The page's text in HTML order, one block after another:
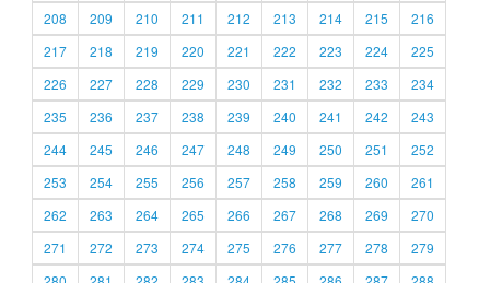
208
209 210 211 212 213 214 215
216
217
218 219 220 221 222 223 224
225
226
227 228 229 230 231 232 233
234
235
236 237 238 239 240 241 242
243
244
245 246 247 248 249 250 251
252
253
254 255 256 257 258 259 260
261
262
263 264 265 266 267 268 269
270
271
272 273 274 275 276 277 278
279